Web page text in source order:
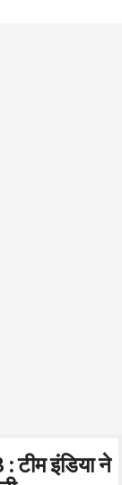
टीम इंडिया ने